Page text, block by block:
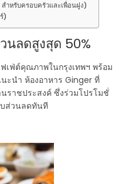
ำหรับครอบครัวและเพื่อนฝูง)
)
นลดสูงสุด 50%
ฟ่ต์คุณภาพในกรุงเทพฯ พร้อม
นะนำห้องอาหาร Ginger ที่
ราชประสงค์ ซึ่งร่วมโปรโมชั่
ส่วนลดทันที